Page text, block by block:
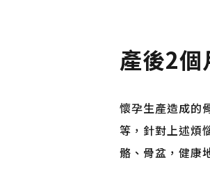
產後2個
懷孕生產造成的
等，針對上述煩
骼、骨盆，健康